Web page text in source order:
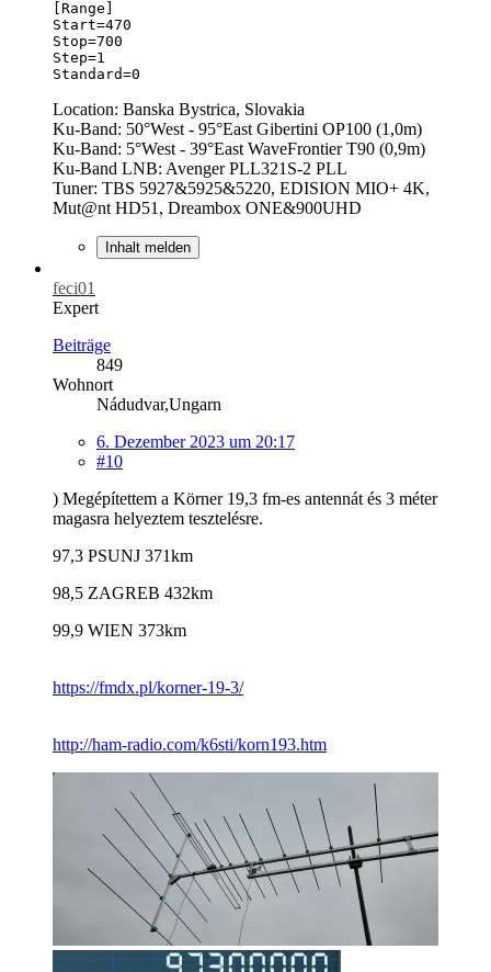
Standard=0
Location: Banska Bystrica, Slovakia
Ku-Band: 50°West - 95°East Gibertini OP100 (1,0m)
Ku-Band: 5°West - 39°East WaveFrontier T90 (0,9m)
Ku-Band LNB: Avenger PLL321S-2 PLL
Tuner: TBS 5927&5925&5220, EDISION MIO+ 4K,
Mut@nt HD51, Dreambox ONE&900UHD
Inhalt melden
feci01
Expert
Beiträge
849
Wohnort
Nádudvar,Ungarn
6. Dezember 2023 um 20:17
#10
) Megépítettem a Körner 19,3 fm-es antennát és 3 méter
magasra helyeztem tesztelésre.
97,3 PSUNJ 371km
98,5 ZAGREB 432km
99,9 WIEN 373km
https://fmdx.pl/korner-19-3/
http://ham-radio.com/k6sti/korn193.htm